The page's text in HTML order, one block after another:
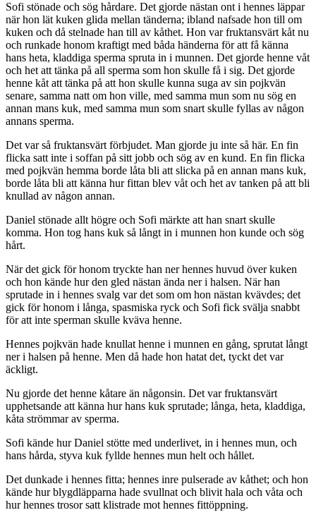
Sofi stönade och sög hårdare. Det gjorde nästan ont i hennes läppar
när hon lät kuken glida mellan tänderna; ibland nafsade hon till om
kuken och då stelnade han till av kåthet. Hon var fruktansvärt kåt nu
och runkade honom kraftigt med båda händerna för att få känna
hans heta, kladdiga sperma spruta in i munnen. Det gjorde henne våt
och het att tänka på all sperma som hon skulle få i sig. Det gjorde
henne kåt att tänka på att hon skulle kunna suga av sin pojkvän
senare, samma natt om hon ville, med samma mun som nu sög en
annan mans kuk, med samma mun som snart skulle fyllas av någon
annans sperma.
Det var så fruktansvärt förbjudet. Man gjorde ju inte så här. En fin
flicka satt inte i soffan på sitt jobb och sög av en kund. En fin flicka
med pojkvän hemma borde låta bli att slicka på en annan mans kuk,
borde låta bli att känna hur fittan blev våt och het av tanken på att bli
knullad av någon annan.
Daniel stönade allt högre och Sofi märkte att han snart skulle
komma. Hon tog hans kuk så långt in i munnen hon kunde och sög
hårt.
När det gick för honom tryckte han ner hennes huvud över kuken
och hon kände hur den gled nästan ända ner i halsen. När han
sprutade in i hennes svalg var det som om hon nästan kvävdes; det
gick för honom i långa, spasmiska ryck och Sofi fick svälja snabbt
för att inte sperman skulle kväva henne.
Hennes pojkvän hade knullat henne i munnen en gång, sprutat långt
ner i halsen på henne. Men då hade hon hatat det, tyckt det var
äckligt.
Nu gjorde det henne kåtare än någonsin. Det var fruktansvärt
upphetsande att känna hur hans kuk sprutade; långa, heta, kladdiga,
kåta strömmar av sperma.
Sofi kände hur Daniel stötte med underlivet, in i hennes mun, och
hans hårda, styva kuk fyllde hennes mun helt och hållet.
Det dunkade i hennes fitta; hennes inre pulserade av kåthet; och hon
kände hur blygdläpparna hade svullnat och blivit hala och våta och
hur hennes trosor satt klistrade mot hennes fittöppning.